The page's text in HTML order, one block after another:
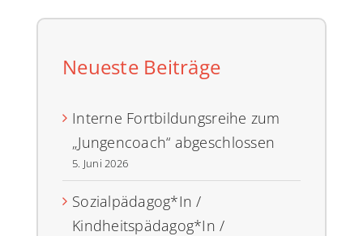
Neueste Beiträge
Interne Fortbildungsreihe zum
„Jungencoach“ abgeschlossen
5. Juni 2026
Sozialpädagog*In /
Kindheitspädagog*In /